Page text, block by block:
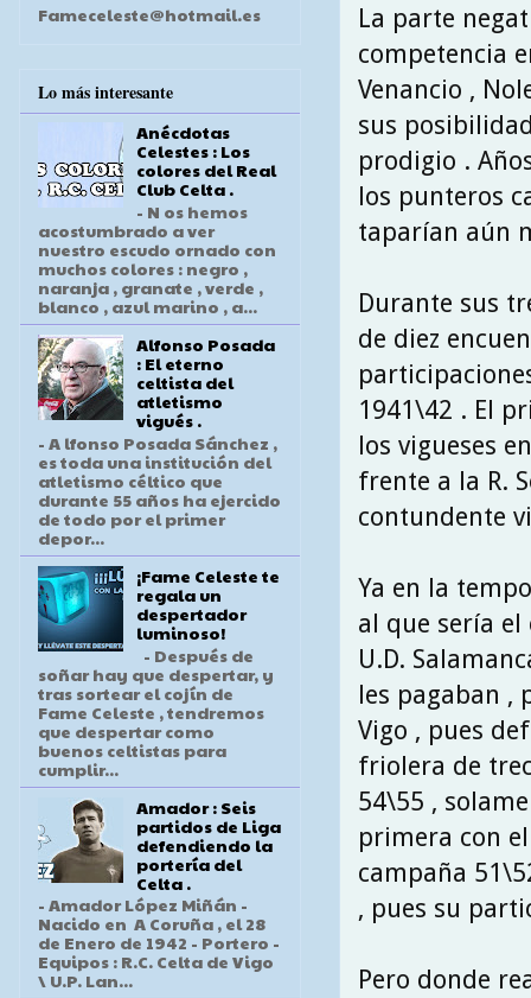
La parte
competencia
Venancio ,
sus
prodigio .
los punteros
taparían aún
Durante sus
de diez
1941\42 . El
los vigueses
frente a la R.
contundente
Ya en la
al que sería
U.D.
les pagaban ,
Vigo , pues
friolera de
54\55 ,
primera con
campaña
, pues su
Pero donde
Fameceleste@hotmail.es
Lo más interesante
Anécdotas
Celestes : Los
colores del Real
Club Celta .
- N os hemos
acostumbrado a ver
nuestro escudo ornado con
muchos colores : negro ,
naranja , granate , verde ,
blanco , azul marino , a...
Alfonso Posada
: El eterno
celtista del
atletismo
vigués .
- A lfonso Posada Sánchez ,
es toda una institución del
atletismo céltico que
durante 55 años ha ejercido
de todo por el primer
depor...
¡Fame Celeste te
regala un
despertador
luminoso!
- Después de
soñar hay que despertar, y
tras sortear el cojín de
Fame Celeste , tendremos
que despertar como
buenos celtistas para
cumplir...
Amador : Seis
partidos de Liga
defendiendo la
portería del
Celta .
- Amador López Miñán -
Nacido en A Coruña , el 28
de Enero de 1942 - Portero -
Equipos : R.C. Celta de Vigo
\ U.P. Lan...